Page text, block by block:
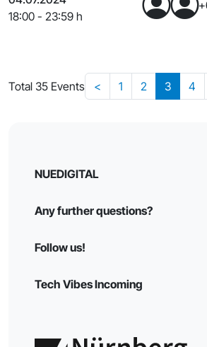
18:00 - 23:59 h
Total 35 Events < 1 2 3 4
NUEDIGITAL
Any further questions?
Follow us!
Tech Vibes Incoming